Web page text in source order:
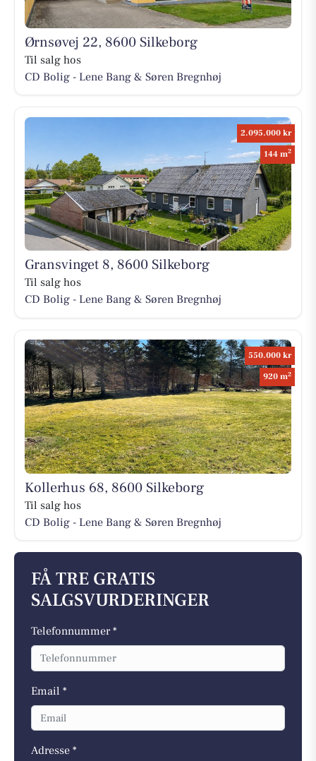
Ørnsøvej 22, 8600 Silkeborg
Til salg hos
CD Bolig - Lene Bang & Søren Bregnhøj
2.095.000 kr
144 m2
Gransvinget 8, 8600 Silkeborg
Til salg hos
CD Bolig - Lene Bang & Søren Bregnhøj
550.000 kr
920 m2
Kollerhus 68, 8600 Silkeborg
Til salg hos
CD Bolig - Lene Bang & Søren Bregnhøj
FÅ TRE GRATIS
SALGSVURDERINGER
Telefonnummer *
Email *
Adresse *